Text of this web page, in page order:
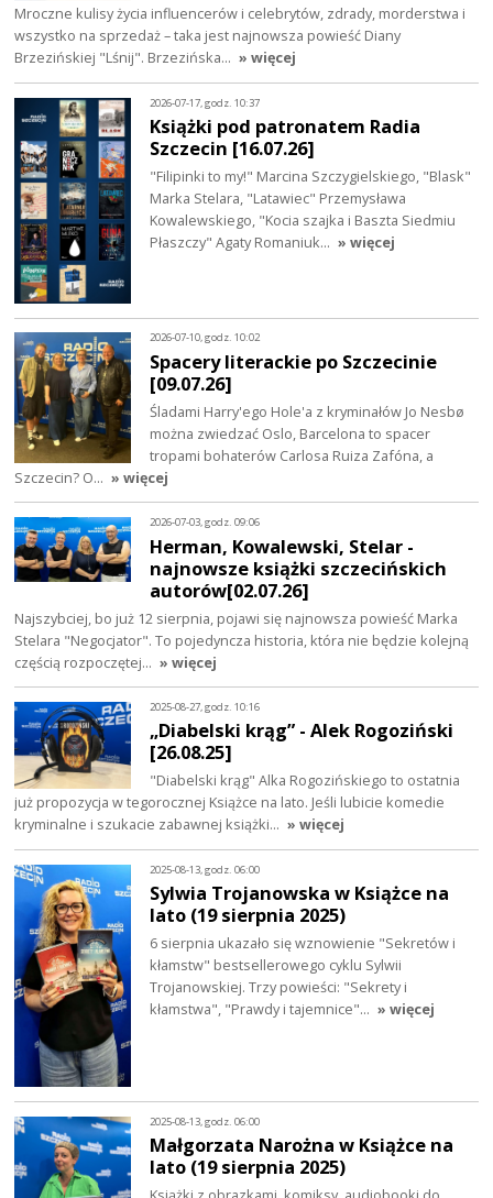
Mroczne kulisy życia influencerów i celebrytów, zdrady, morderstwa i
wszystko na sprzedaż – taka jest najnowsza powieść Diany
Brzezińskiej "Lśnij". Brzezińska… » więcej
2026-07-17, godz. 10:37
Książki pod patronatem Radia
Szczecin [16.07.26]
"Filipinki to my!" Marcina Szczygielskiego, "Blask"
Marka Stelara, "Latawiec" Przemysława
Kowalewskiego, "Kocia szajka i Baszta Siedmiu
Płaszczy" Agaty Romaniuk… » więcej
2026-07-10, godz. 10:02
Spacery literackie po Szczecinie
[09.07.26]
Śladami Harry'ego Hole'a z kryminałów Jo Nesbø
można zwiedzać Oslo, Barcelona to spacer
tropami bohaterów Carlosa Ruiza Zafóna, a
Szczecin? O… » więcej
2026-07-03, godz. 09:06
Herman, Kowalewski, Stelar -
najnowsze książki szczecińskich
autorów[02.07.26]
Najszybciej, bo już 12 sierpnia, pojawi się najnowsza powieść Marka
Stelara "Negocjator". To pojedyncza historia, która nie będzie kolejną
częścią rozpoczętej… » więcej
2025-08-27, godz. 10:16
„Diabelski krąg” - Alek Rogoziński
[26.08.25]
"Diabelski krąg" Alka Rogozińskiego to ostatnia
już propozycja w tegorocznej Książce na lato. Jeśli lubicie komedie
kryminalne i szukacie zabawnej książki… » więcej
2025-08-13, godz. 06:00
Sylwia Trojanowska w Książce na
lato (19 sierpnia 2025)
6 sierpnia ukazało się wznowienie "Sekretów i
kłamstw" bestsellerowego cyklu Sylwii
Trojanowskiej. Trzy powieści: "Sekrety i
kłamstwa", "Prawdy i tajemnice"… » więcej
2025-08-13, godz. 06:00
Małgorzata Narożna w Książce na
lato (19 sierpnia 2025)